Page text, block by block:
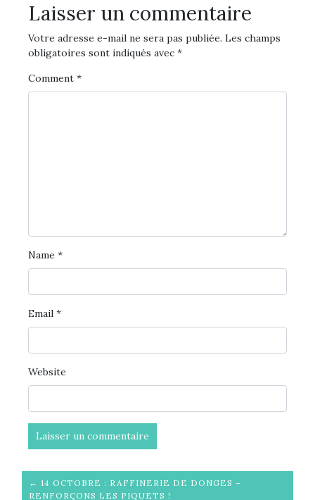
Laisser un commentaire
Votre adresse e-mail ne sera pas publiée. Les champs
obligatoires sont indiqués avec *
Comment *
Name *
Email *
Website
← 14 OCTOBRE : RAFFINERIE DE DONGES –
RENFORÇONS LES PIQUETS !